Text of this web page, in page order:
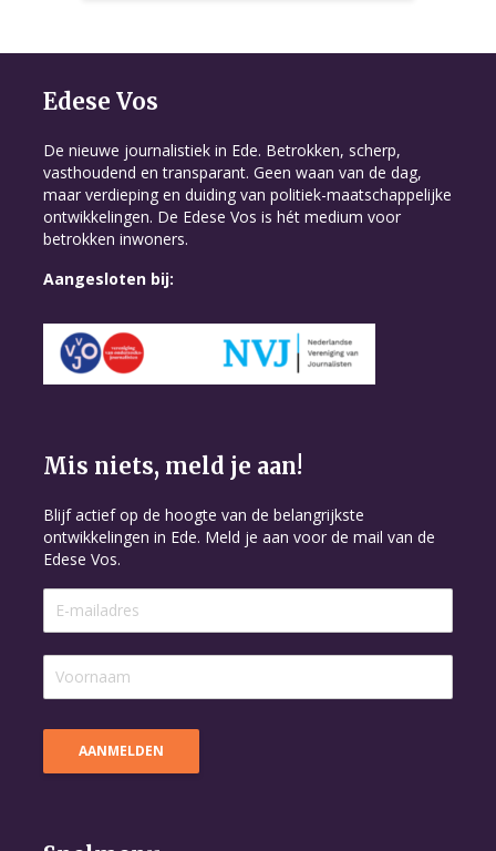
Edese Vos
De nieuwe journalistiek in Ede. Betrokken, scherp,
vasthoudend en transparant. Geen waan van de dag,
maar verdieping en duiding van politiek-maatschappelijke
ontwikkelingen. De Edese Vos is hét medium voor
betrokken inwoners.
Aangesloten bij:
Mis niets, meld je aan!
Blijf actief op de hoogte van de belangrijkste
ontwikkelingen in Ede. Meld je aan voor de mail van de
Edese Vos.